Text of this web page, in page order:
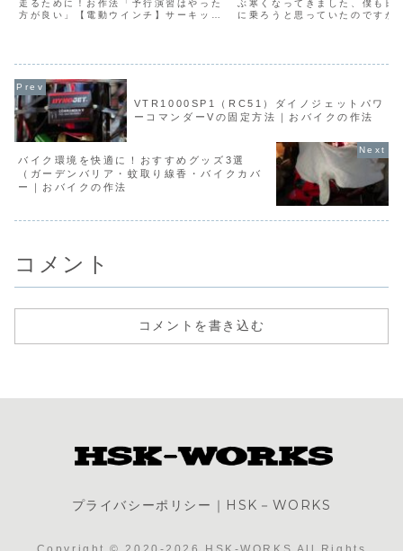
走るために！お作法「予行演習はやった
方が良い」【電動ウインチ】サーキット
ク・フェンダーレス・
ンプ｜おバイクの作法
ぶ寒くなってきました、僕も日
に乗ろうと思っていたのですが
VTR1000SP1（RC51）ダイノジェットパワ
ーコマンダーVの固定方法｜おバイクの作法
バイク環境を快適に！おすすめグッズ3選
（ガーデンバリア・蚊取り線香・バイクカバ
ー｜おバイクの作法
コメント
コメントを書き込む
プライバシーポリシー｜HSK－WORKS